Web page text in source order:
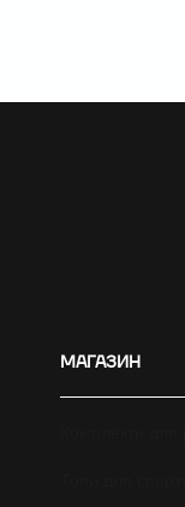
МАГАЗИН